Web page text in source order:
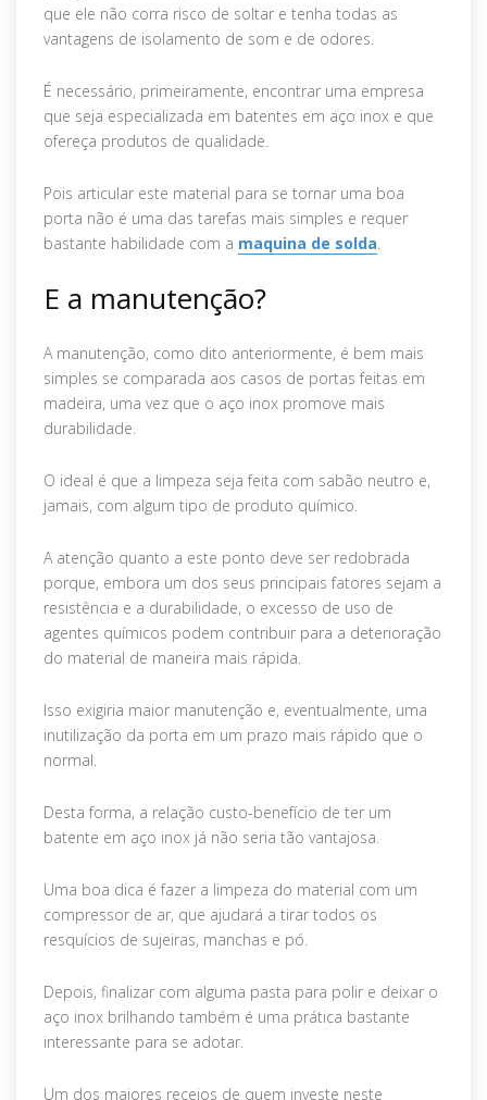
que ele não corra risco de soltar e tenha todas as
vantagens de isolamento de som e de odores.
É necessário, primeiramente, encontrar uma empresa
que seja especializada em batentes em aço inox e que
ofereça produtos de qualidade.
Pois articular este material para se tornar uma boa
porta não é uma das tarefas mais simples e requer
bastante habilidade com a maquina de solda.
E a manutenção?
A manutenção, como dito anteriormente, é bem mais
simples se comparada aos casos de portas feitas em
madeira, uma vez que o aço inox promove mais
durabilidade.
O ideal é que a limpeza seja feita com sabão neutro e,
jamais, com algum tipo de produto químico.
A atenção quanto a este ponto deve ser redobrada
porque, embora um dos seus principais fatores sejam a
resistência e a durabilidade, o excesso de uso de
agentes químicos podem contribuir para a deterioração
do material de maneira mais rápida.
Isso exigiria maior manutenção e, eventualmente, uma
inutilização da porta em um prazo mais rápido que o
normal.
Desta forma, a relação custo-benefício de ter um
batente em aço inox já não seria tão vantajosa.
Uma boa dica é fazer a limpeza do material com um
compressor de ar, que ajudará a tirar todos os
resquícios de sujeiras, manchas e pó.
Depois, finalizar com alguma pasta para polir e deixar o
aço inox brilhando também é uma prática bastante
interessante para se adotar.
Um dos maiores receios de quem investe neste